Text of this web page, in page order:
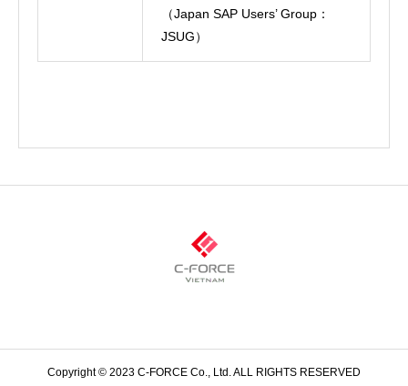
（Japan SAP Users’ Group：
JSUG）
Copyright © 2023 C-FORCE Co., Ltd. ALL RIGHTS RESERVED